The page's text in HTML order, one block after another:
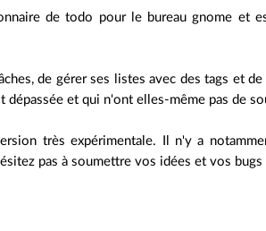
de todo pour le bureau gnome et
de gérer ses listes avec des tags et
dépassée et qui n'ont elles-même pas de
très expérimentale. Il n'y a
pas à soumettre vos idées et vos bugs